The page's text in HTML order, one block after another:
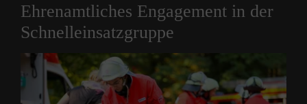
Ehrenamtliches Engagement in der
Schnelleinsatzgruppe